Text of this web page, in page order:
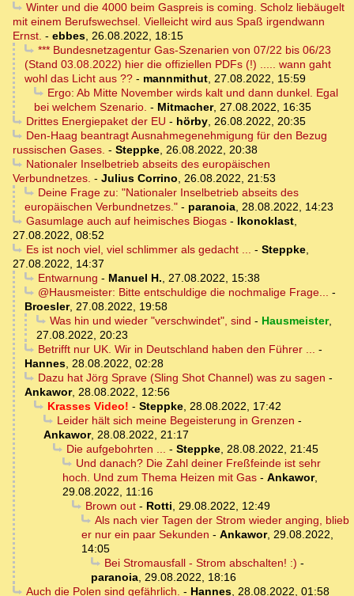
Winter und die 4000 beim Gaspreis is coming. Scholz liebäugelt
mit einem Berufswechsel. Vielleicht wird aus Spaß irgendwann
Ernst. - ebbes, 26.08.2022, 18:15
*** Bundesnetzagentur Gas-Szenarien von 07/22 bis 06/23
(Stand 03.08.2022) hier die offiziellen PDFs (!) ..... wann gaht
wohl das Licht aus ?? - mannmithut, 27.08.2022, 15:59
Ergo: Ab Mitte November wirds kalt und dann dunkel. Egal
bei welchem Szenario. - Mitmacher, 27.08.2022, 16:35
Drittes Energiepaket der EU - hörby, 26.08.2022, 20:35
Den-Haag beantragt Ausnahmegenehmigung für den Bezug
russischen Gases. - Steppke, 26.08.2022, 20:38
Nationaler Inselbetrieb abseits des europäischen
Verbundnetzes. - Julius Corrino, 26.08.2022, 21:53
Deine Frage zu: "Nationaler Inselbetrieb abseits des
europäischen Verbundnetzes." - paranoia, 28.08.2022, 14:23
Gasumlage auch auf heimisches Biogas- Ikonoklast,
27.08.2022, 08:52
Es ist noch viel, viel schlimmer als gedacht ... - Steppke,
27.08.2022, 14:37
Entwarnung - Manuel H., 27.08.2022, 15:38
@Hausmeister: Bitte entschuldige die nochmalige Frage... -
Broesler, 27.08.2022, 19:58
Was hin und wieder "verschwindet", sind - Hausmeister,
27.08.2022, 20:23
Betrifft nur UK. Wir in Deutschland haben den Führer ... -
Hannes, 28.08.2022, 02:28
Dazu hat Jörg Sprave (Sling Shot Channel) was zu sagen -
Ankawor, 28.08.2022, 12:56
Krasses Video! - Steppke, 28.08.2022, 17:42
Leider hält sich meine Begeisterung in Grenzen -
Ankawor, 28.08.2022, 21:17
Die aufgebohrten ... - Steppke, 28.08.2022, 21:45
Und danach? Die Zahl deiner Freßfeinde ist sehr
hoch. Und zum Thema Heizen mit Gas - Ankawor,
29.08.2022, 11:16
Brown out- Rotti, 29.08.2022, 12:49
Als nach vier Tagen der Strom wieder anging, blieb
er nur ein paar Sekunden - Ankawor, 29.08.2022,
14:05
Bei Stromausfall - Strom abschalten! :) -
paranoia, 29.08.2022, 18:16
Auch die Polen sind gefährlich. - Hannes, 28.08.2022, 01:58